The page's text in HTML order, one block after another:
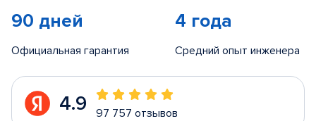
90 дней
Официальная гарантия
4 года
Средний опыт инженера
4.9 97 757 отзывов